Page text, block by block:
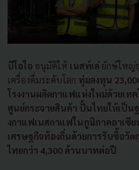
บีโอไอ อนุมัติให้ เนสท์เล่ ยักษ์ใหญ่
เครื่องดื่มระดับโลก ทุ่มลงทุน
โรงงานผลิตกาแฟแห่งใหม่ด้วยเท
ศูนย์กระจายสินค้า ปั้นไทยให้เป็น
งกาแฟเนสกาแฟในภูมิภาคอาเซีย
เศรษฐกิจท้องถิ่นด้วยการรับซื้อวัต
ไทยกว่า 4,300 ล้านบาทต่อปี